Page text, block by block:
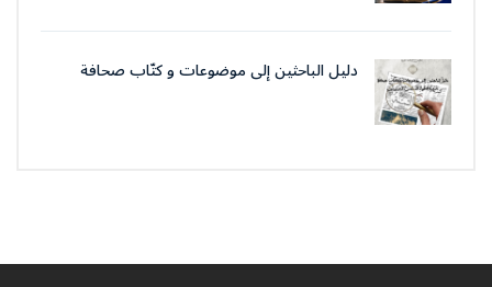
دليل الباحثين إلى موضوعات و كتّاب صحافة